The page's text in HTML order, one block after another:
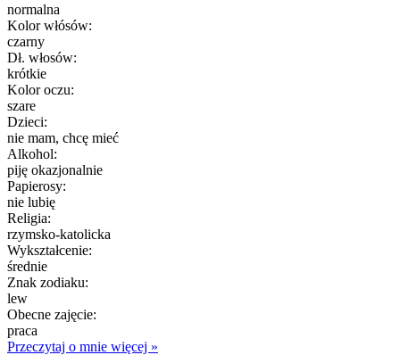
normalna
Kolor włósów:
czarny
Dł. włosów:
krótkie
Kolor oczu:
szare
Dzieci:
nie mam, chcę mieć
Alkohol:
piję okazjonalnie
Papierosy:
nie lubię
Religia:
rzymsko-katolicka
Wykształcenie:
średnie
Znak zodiaku:
lew
Obecne zajęcie:
praca
Przeczytaj o mnie więcej »